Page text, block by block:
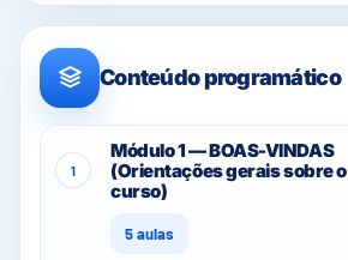
Conteúdo programático
1
Módulo 1 — BOAS-VINDAS
(Orientações gerais sobre o
curso)
5 aulas